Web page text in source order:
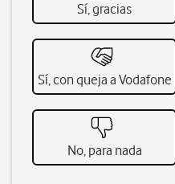
Sí, gracias
Sí, con queja a Vodafone
No, para nada